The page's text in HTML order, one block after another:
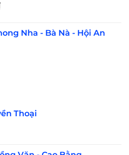
Nha - Bà Nà - Hội An
Thoại